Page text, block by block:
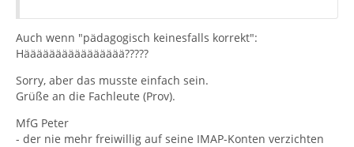
Auch wenn "pädagogisch keinesfalls korrekt":
Hääääääääääääääää?????
Sorry, aber das musste einfach sein.
Grüße an die Fachleute (Prov).
MfG Peter
- der nie mehr freiwillig auf seine IMAP-Konten verzichten